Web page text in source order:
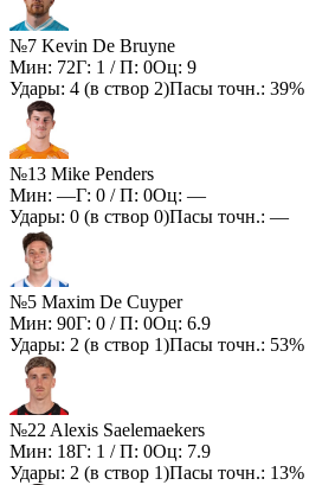
№7 Kevin De Bruyne
Мин: 72Г: 1 / П: 0Оц: 9
Удары: 4 (в створ 2)Пасы точн.: 39%
№13 Mike Penders
Мин: —Г: 0 / П: 0Оц: —
Удары: 0 (в створ 0)Пасы точн.: —
№5 Maxim De Cuyper
Мин: 90Г: 0 / П: 0Оц: 6.9
Удары: 2 (в створ 1)Пасы точн.: 53%
№22 Alexis Saelemaekers
Мин: 18Г: 1 / П: 0Оц: 7.9
Удары: 2 (в створ 1)Пасы точн.: 13%